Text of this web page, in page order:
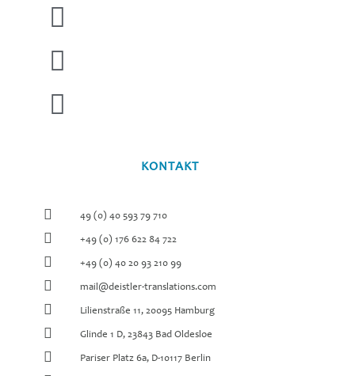
KONTAKT
49 (0) 40 593 79 710
+49 (0) 176 622 84 722
+49 (0) 40 20 93 210 99
mail@deistler-translations.com
Lilienstraße 11, 20095 Hamburg
Glinde 1 D, 23843 Bad Oldesloe
Pariser Platz 6a, D-10117 Berlin